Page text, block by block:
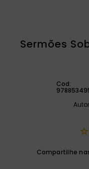
Sermões
Cod:
☆